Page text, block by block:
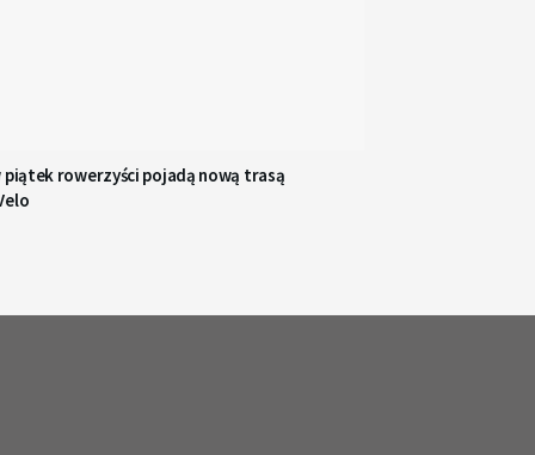
piątek rowerzyści pojadą nową trasą